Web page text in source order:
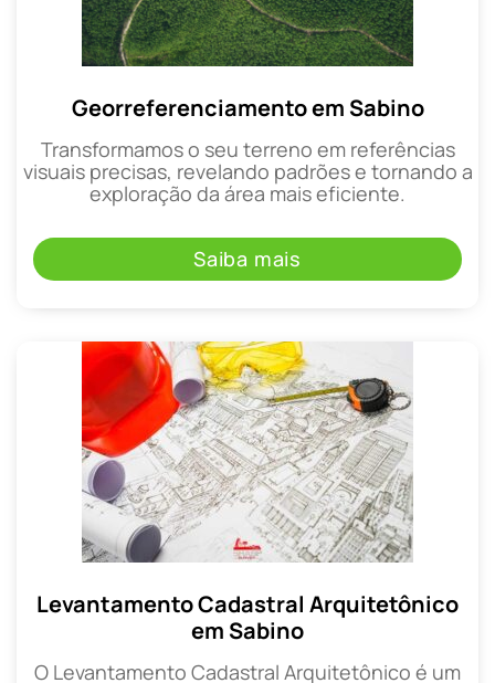
Georreferenciamento em Sabino
Transformamos o seu terreno em referências
visuais precisas, revelando padrões e tornando a
exploração da área mais eficiente.
Saiba mais
Levantamento Cadastral Arquitetônico
em Sabino
O Levantamento Cadastral Arquitetônico é um